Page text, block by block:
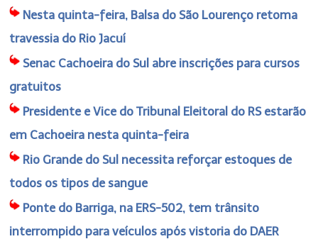
Nesta quinta-feira, Balsa do São Lourenço retoma
travessia do Rio Jacuí
Senac Cachoeira do Sul abre inscrições para cursos
gratuitos
Presidente e Vice do Tribunal Eleitoral do RS estarão
em Cachoeira nesta quinta-feira
Rio Grande do Sul necessita reforçar estoques de
todos os tipos de sangue
Ponte do Barriga, na ERS-502, tem trânsito
interrompido para veículos após vistoria do DAER